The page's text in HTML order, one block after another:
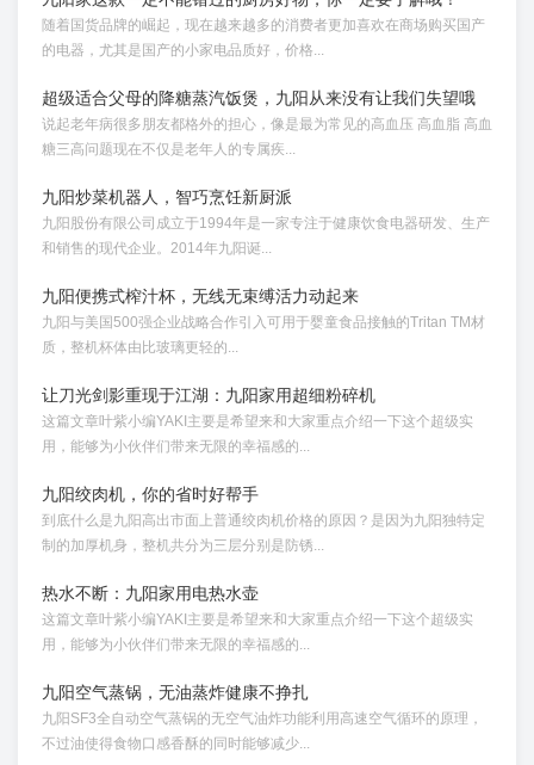
随着国货品牌的崛起，现在越来越多的消费者更加喜欢在商场购买国产
的电器，尤其是国产的小家电品质好，价格...
超级适合父母的降糖蒸汽饭煲，九阳从来没有让我们失望哦
说起老年病很多朋友都格外的担心，像是最为常见的高血压 高血脂 高血
糖三高问题现在不仅是老年人的专属疾...
九阳炒菜机器人，智巧烹饪新厨派
九阳股份有限公司成立于1994年是一家专注于健康饮食电器研发、生产
和销售的现代企业。2014年九阳诞...
九阳便携式榨汁杯，无线无束缚活力动起来
九阳与美国500强企业战略合作引入可用于婴童食品接触的Tritan TM材
质，整机杯体由比玻璃更轻的...
让刀光剑影重现于江湖：九阳家用超细粉碎机
这篇文章叶紫小编YAKI主要是希望来和大家重点介绍一下这个超级实
用，能够为小伙伴们带来无限的幸福感的...
九阳绞肉机，你的省时好帮手
到底什么是九阳高出市面上普通绞肉机价格的原因？是因为九阳独特定
制的加厚机身，整机共分为三层分别是防锈...
热水不断：九阳家用电热水壶
这篇文章叶紫小编YAKI主要是希望来和大家重点介绍一下这个超级实
用，能够为小伙伴们带来无限的幸福感的...
九阳空气蒸锅，无油蒸炸健康不挣扎
九阳SF3全自动空气蒸锅的无空气油炸功能利用高速空气循环的原理，
不过油使得食物口感香酥的同时能够减少...